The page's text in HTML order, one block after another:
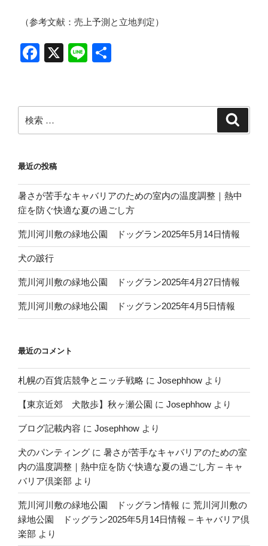
（参考文献：売上予測と立地判定）
F
e
b
o
k
X
Li
索:
最近の投稿
暑さが苦手なキャバリアのための室内の温度調整｜熱中
症を防ぐ快適な夏の過ごし方
荒川河川敷の緑地公園 ドッグラン2025年5月14日情報
犬の跛行
荒川河川敷の緑地公園 ドッグラン2025年4月27日情報
荒川河川敷の緑地公園 ドッグラン2025年4月5日情報
最近のコメント
札幌の百貨店競争とニッチ戦略 に Josephhow より
【東京近郊 犬散歩】秋ヶ瀬公園 に Josephhow より
ブログ記載内容 に Josephhow より
犬のパンティング に 暑さが苦手なキャバリアのための室
内の温度調整｜熱中症を防ぐ快適な夏の過ごし方 – キャ
バリア倶楽部 より
荒川河川敷の緑地公園 ドッグラン情報 に 荒川河川敷の
緑地公園 ドッグラン2025年5月14日情報 – キャバリア倶
楽部 より